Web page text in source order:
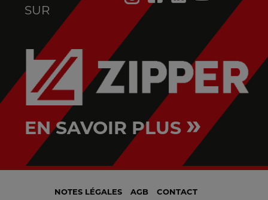
SUR
EN SAVOIR PLUS »
NOTES LÉGALES AGB CONTACT